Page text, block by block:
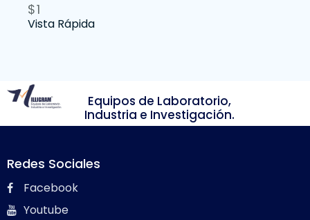
$1
Vista Rápida
Equipos de Laboratorio,
Industria e Investigación.
Redes Sociales
Facebook
Youtube